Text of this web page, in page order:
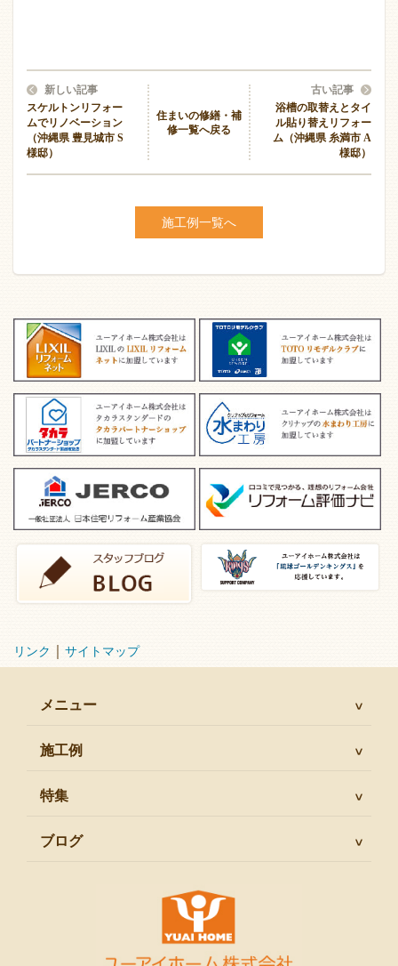
新しい記事
スケルトンリフォー
ムでリノベーション
（沖縄県 豊見城市 S
様邸）
住まいの修繕・補
修一覧へ戻る
古い記事
浴槽の取替えとタイ
ル貼り替えリフォー
ム（沖縄県 糸満市 A
様邸）
施工例一覧へ
リンク サイトマップ
メニュー
施工例
特集
ブログ